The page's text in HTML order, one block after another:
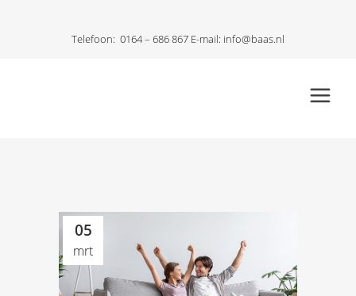
Telefoon: 0164 – 686 867 E-mail: info@baas.nl
05
mrt